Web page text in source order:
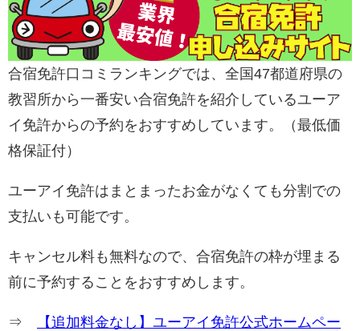
合宿免許口コミランキングでは、全国47都道府県の
教習所から一番安い合宿免許を紹介しているユーア
イ免許からの予約をおすすめしています。（最低価
格保証付）
ユーアイ免許はまとまったお金がなくても分割での
支払いも可能です。
キャンセル料も無料なので、合宿免許の枠が埋まる
前に予約することをおすすめします。
⇒
【追加料金なし】ユーアイ免許公式ホームペー